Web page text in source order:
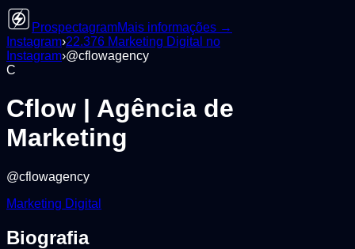
ProspectagramMais informações →
Instagram›22.376 Marketing Digital no
Instagram›@cflowagency
C
Cflow | Agência de
Marketing
@cflowagency
Marketing Digital
Biografia